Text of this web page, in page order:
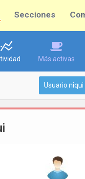
Secciones
Más activas
Usuario niqui